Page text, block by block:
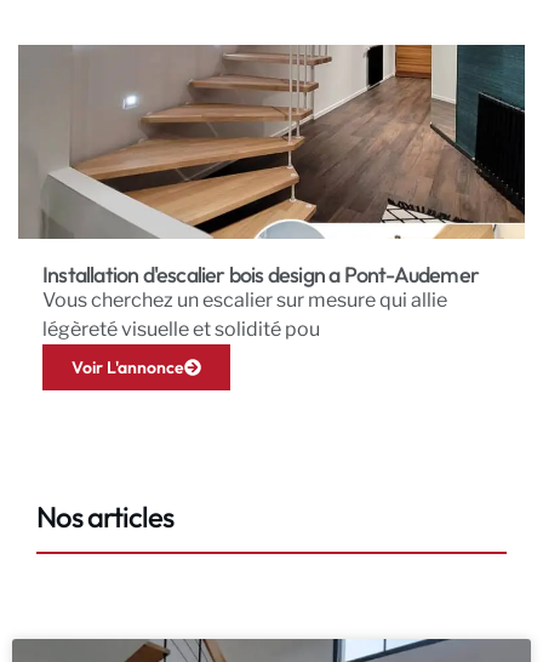
Installation d'escalier bois design a Pont-Audemer
Vous cherchez un escalier sur mesure qui allie
légèreté visuelle et solidité pou
Voir L'annonce
Nos articles